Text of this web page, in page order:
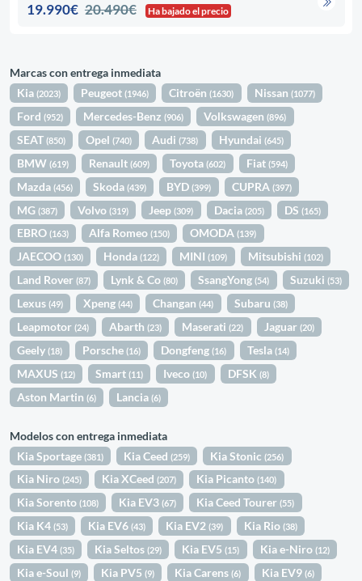
19.990€ 20.490€ Ha bajado el precio
Marcas con entrega inmediata
Kia(2023) Peugeot(1946) Citroën(1630) Nissan (1077)
Ford(952) Mercedes-Benz(906) Volkswagen(896)
SEAT(850) Opel(740) Audi(738) Hyundai (645)
BMW(619) Renault(609) Toyota(602) Fiat (594)
Mazda(456) Skoda(439) BYD(399) CUPRA (397)
MG(387) Volvo(319) Jeep(309) Dacia (205) DS (165)
EBRO(163) Alfa Romeo(150) OMODA(139)
JAECOO(130) Honda(122) MINI(109) Mitsubishi (102)
Land Rover(87) Lynk & Co(80) SsangYong(54) Suzuki (53)
Lexus(49) Xpeng(44) Changan(44) Subaru (38)
Leapmotor(24) Abarth(23) Maserati(22) Jaguar (20)
Geely(18) Porsche(16) Dongfeng(16) Tesla (14)
MAXUS(12) Smart(11) Iveco(10) DFSK (8)
Aston Martin(6) Lancia(6)
Modelos con entrega inmediata
Kia Sportage(381) Kia Ceed(259) Kia Stonic(256)
Kia Niro(245) Kia XCeed(207) Kia Picanto(140)
Kia Sorento(108) Kia EV3(67) Kia Ceed Tourer(55)
Kia K4(53) Kia EV6(43) Kia EV2(39) Kia Rio (38)
Kia EV4(35) Kia Seltos(29) Kia EV5(15) Kia e-Niro (12)
Kia e-Soul(9) Kia PV5(9) Kia Carens(6) Kia EV9 (6)